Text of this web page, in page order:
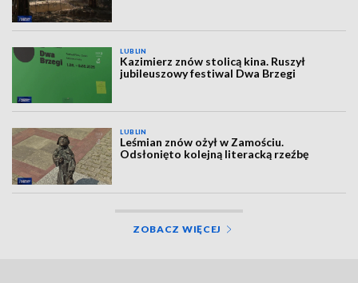
LUBLIN
Kazimierz znów stolicą kina. Ruszył
jubileuszowy festiwal Dwa Brzegi
LUBLIN
Leśmian znów ożył w Zamościu.
Odsłonięto kolejną literacką rzeźbę
ZOBACZ WIĘCEJ